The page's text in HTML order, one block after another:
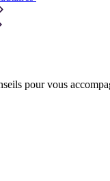
pour vous